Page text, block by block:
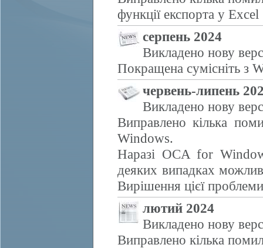
функції експорта у Excel
серпень 2024
Викладено нову
Покращена сумісніть з
червень-липень
Викладено нову
Виправлено кілька
Windows.
Наразі OCA for
деяких випадках
Вирішення цієї
лютий 2024
Викладено нову
Виправлено кілька